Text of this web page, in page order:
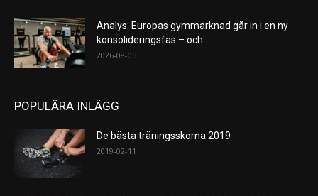
Analys: Europas gymmarknad går in i en ny
konsolideringsfas – och...
2026-08-05
POPULÄRA INLÄGG
De bästa träningsskorna 2019
2019-02-11